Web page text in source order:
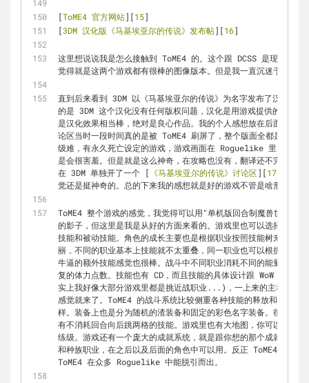
[ToME4 官方网站][15]
[3DM 汉化版《马基埃亚尔的传说》发布帖][16]
这里想说说我是怎么接触到 ToME4 的。这个跟 DCSS 是现今最
觉得就是这两个游戏都有很棒的图像版本。但是我一直沉迷于
直到后来看到 3DM 以《马基埃亚尔的传说》为名字发布了汉化版
的是 3DM 这个汉化没有任何版权问题，汉化是用游戏提供的插件
是汉化效果相当棒，绝对是良心作品。我的个人感想放在后面再说
论区当时一段时间真的是被 ToME4 刷屏了，整个版面全都是相关
级难，有永久死亡设定的游戏，游戏画面在 Roguelike 里算是顶
是会很害羞。但是就是这么神奇，在攻略也没有，翻译还不完全的
在 3DM 单独开了一个 [ 《马基埃亚尔的传说》讨论区][17
觉还是挺神奇的。总的下来我的感想就是好的游戏不管是啥形式，
ToME4 整个游戏的感觉，我觉得可以用"单机版回合制魔兽世界"来
的影子，但这里是我是从好的方面来看的。游戏里也可以选择种族
技能和被动技能。角色的成长主要也是根据职业按照技能树来发展
丽，不同的职业基本上技能就不太重叠，同一职业也可以根据加点
牛逼的额外技能感觉也很棒。战斗中不同职业消耗不同的能量点数
复的体力点数。技能也有 CD，而且技能的具体设计跟 WoW 很神
实上我好像大部分游戏里都是挑近战职业...)，一上来的主动技能
感觉就来了。ToME4 的战斗系统比较侧重各种技能的释放和
样。装备上也是分为随机的渣装备和固定的彩色名字装备。很多装
有不消耗回合向后跳两格的技能。游戏里也有大地图，你可以在城
练级。游戏还有一个庞大的成就系统，就是跟你想的那个成就一样
和种族职业，在之后以及后面的角色中可以用。反正 ToME4 里到
ToME4 在众多 Roguelike 中能脱引而出。